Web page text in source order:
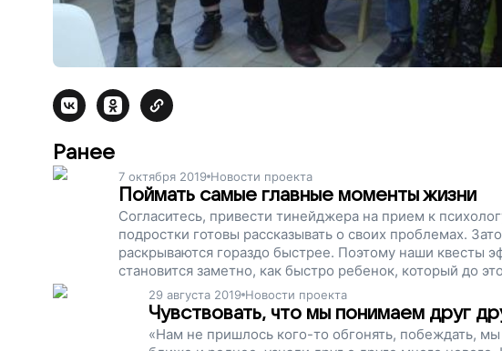
Ранее
7 октября 2019 Новости проекта
Поймать самые главные моменты жизни
Согласитесь, привести тинейджера на прием к
подростки готовы рассказывать о своих проблемах.
раскрываются гораздо быстрее. Поэтому наши квесты
становится заметно, как быстро ребенок, который до
радоваться и готов делиться своим внутренним
детей и приемных родителей находить общий язык друг
29 августа 2019 Новости проекта
Чувствовать, что мы понимаем друг
«Нам не пришлось кого-то обгонять, побеждать,